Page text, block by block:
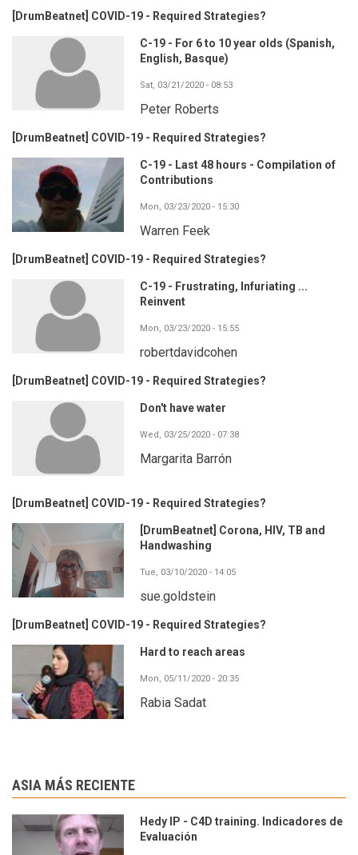
[DrumBeatnet] COVID-19 - Required Strategies?
C-19 - For 6 to 10 year olds (Spanish,
English, Basque)
Sat, 03/21/2020 - 08:53
Peter Roberts
[DrumBeatnet] COVID-19 - Required Strategies?
C-19 - Last 48 hours - Compilation of
Contributions
Mon, 03/23/2020 - 15:30
Warren Feek
[DrumBeatnet] COVID-19 - Required Strategies?
C-19 - Frustrating, Infuriating ...
Reinvent
Mon, 03/23/2020 - 15:55
robertdavidcohen
[DrumBeatnet] COVID-19 - Required Strategies?
Don't have water
Wed, 03/25/2020 - 07:38
Margarita Barrón
[DrumBeatnet] COVID-19 - Required Strategies?
[DrumBeatnet] Corona, HIV, TB and
Handwashing
Tue, 03/10/2020 - 14:05
sue.goldstein
[DrumBeatnet] COVID-19 - Required Strategies?
Hard to reach areas
Mon, 05/11/2020 - 20:35
Rabia Sadat
ASIA MÁS RECIENTE
Hedy IP - C4D training. Indicadores de
Evaluación